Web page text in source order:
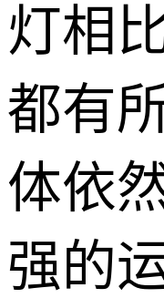
灯相
都有
体依
强的